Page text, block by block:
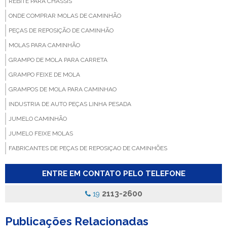
ONDE COMPRAR MOLAS DE CAMINHÃO
PEÇAS DE REPOSIÇÃO DE CAMINHÃO
MOLAS PARA CAMINHÃO
GRAMPO DE MOLA PARA CARRETA
GRAMPO FEIXE DE MOLA
GRAMPOS DE MOLA PARA CAMINHAO
INDUSTRIA DE AUTO PEÇAS LINHA PESADA
JUMELO CAMINHÃO
JUMELO FEIXE MOLAS
FABRICANTES DE PEÇAS DE REPOSIÇAO DE CAMINHÕES
FABRICANTE DE BUCHA PARA MOLA
FABRICA DE BUCHA PARA CAMINHAO
FABRICA DE BUCHA PARA MOLA
FABRICA DE MOLAS PARA CAMINHÃO
ENTRE EM CONTATO PELO TELEFONE
19 2113-2600
Publicações Relacionadas